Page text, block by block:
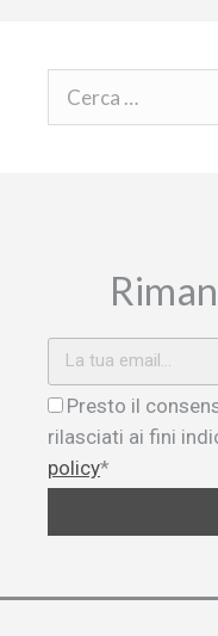
Presto il
rilasciati ai fini
policy*